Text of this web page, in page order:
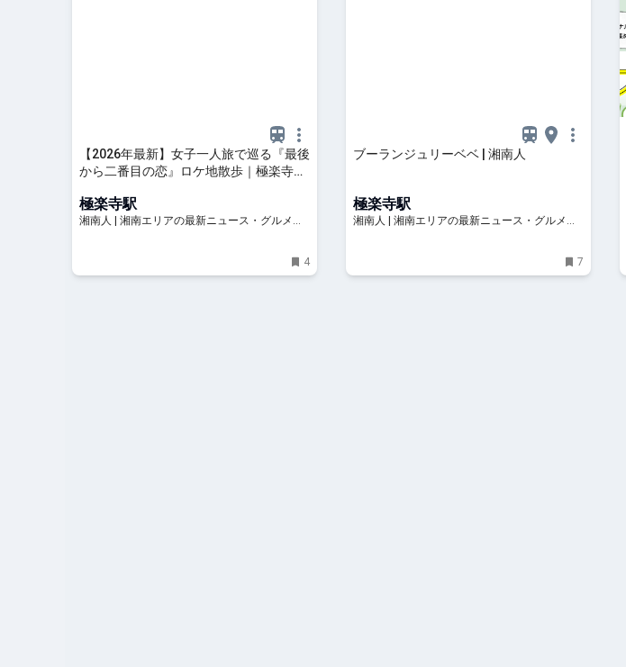
【2026年最新】女子一人旅で巡る『最後
から二番目の恋』ロケ地散歩｜極楽寺〜
湘南人
極楽寺駅
湘南人 | 湘南エリアの最新ニュース・グルメ・
4
ブーランジュリーベベ | 湘南人
極楽寺駅
湘南人 | 湘南エリアの最新ニュース・グルメ・
7